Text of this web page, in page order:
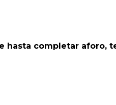
hasta completar aforo,